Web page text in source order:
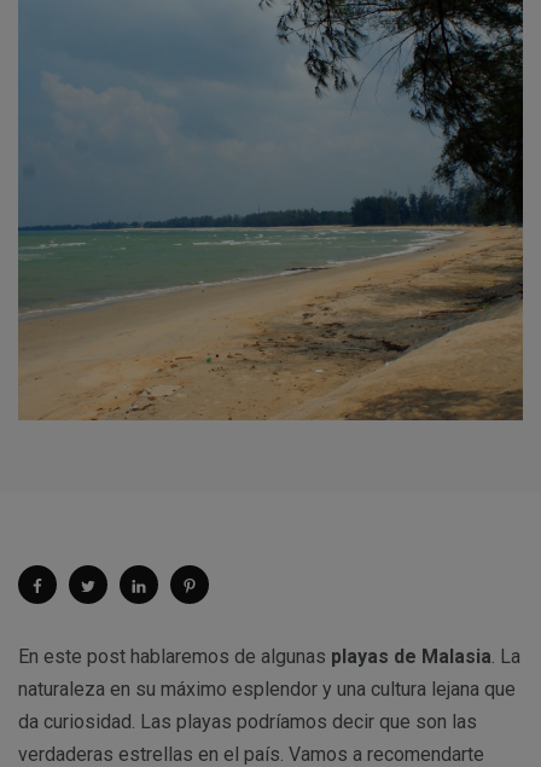
En este post hablaremos de algunas playas de Malasia. La
naturaleza en su máximo esplendor y una cultura lejana que
da curiosidad. Las playas podríamos decir que son las
verdaderas estrellas en el país. Vamos a recomendarte